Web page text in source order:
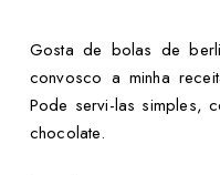
Gosta de bolas de
convosco a minha
Pode servi-las simples,
chocolate.